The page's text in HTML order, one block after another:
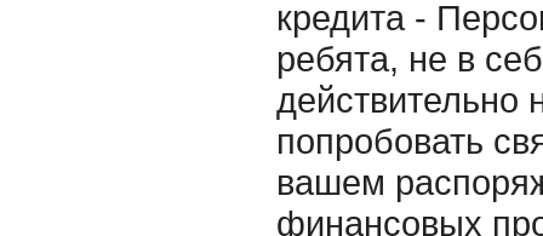
кредита -
ребята, не в
действительно
попробовать
вашем
финансовых